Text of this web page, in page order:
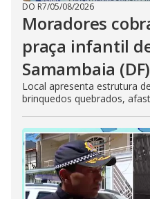
DO R7/05/08/2026
Moradores
praça infantil
Samambaia (DF)
Local apresenta estrutura
brinquedos quebrados,